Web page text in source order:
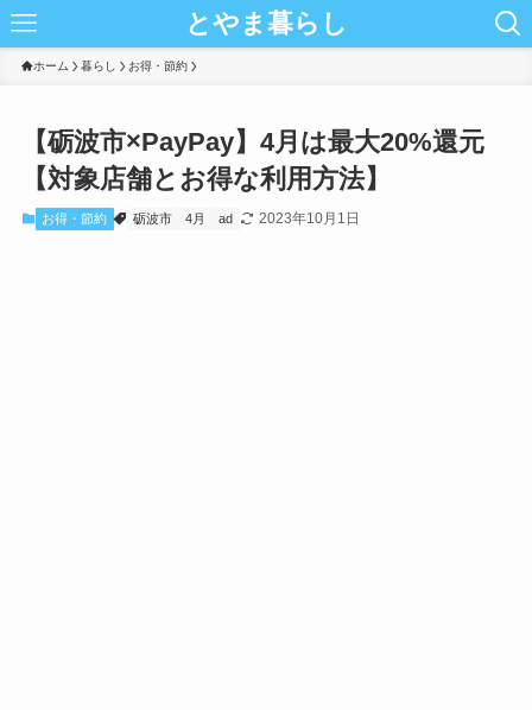
とやま暮らし
ホーム 暮らし お得・節約
【砺波市×PayPay】4月は最大20%還元
【対象店舗とお得な利用方法】
お得・節約 砺波市 4月 ad 2023年10月1日